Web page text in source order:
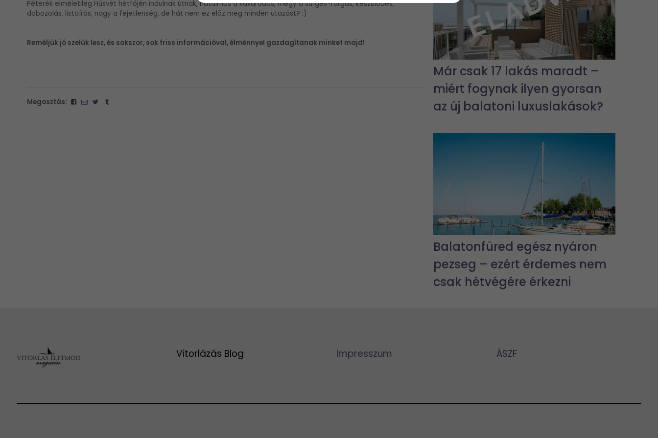
Péterék elméletileg Húsvét hétfőjén indulnak útnak, hatalmas a kavarodás, megy a sürgés-forgás, készülődés,
dobozolás, listaírás, nagy a fejetlenség, de hát nem ez előz meg minden utazást? :)
Reméljük jó szelük lesz, és sokszor, sok friss információval, élménnyel gazdagítanak minket majd!
Megosztás:
Már csak 17 lakás maradt –
miért fogynak ilyen gyorsan
az új balatoni luxuslakások?
Balatonfüred egész nyáron
pezseg – ezért érdemes nem
csak hétvégére érkezni
Vitorlázás Blog Impresszum ÁSZF